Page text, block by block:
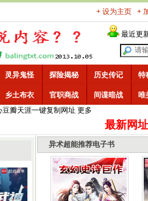
+ 设为主页 +
最近更
灵异鬼怪 探险揭秘 历史传记 特
乡土布衣 官职商战 间谍暗战 唯
豆瓣天涯一键复制网址 更多
最新网
异术超能推荐电子书